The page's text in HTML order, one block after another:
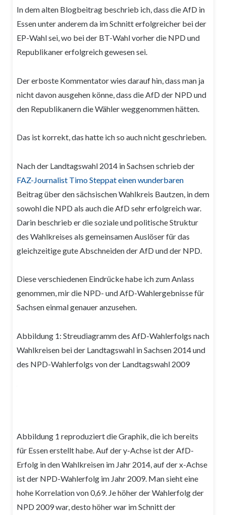
In dem alten Blogbeitrag beschrieb ich, dass die AfD in
Essen unter anderem da im Schnitt erfolgreicher bei der
EP-Wahl sei, wo bei der BT-Wahl vorher die NPD und
Republikaner erfolgreich gewesen sei.
Der erboste Kommentator wies darauf hin, dass man ja
nicht davon ausgehen könne, dass die AfD der NPD und
den Republikanern die Wähler weggenommen hätten.
Das ist korrekt, das hatte ich so auch nicht geschrieben.
Nach der Landtagswahl 2014 in Sachsen schrieb der
FAZ-Journalist Timo Steppat einen wunderbaren
Beitrag über den sächsischen Wahlkreis Bautzen, in dem
sowohl die NPD als auch die AfD sehr erfolgreich war.
Darin beschrieb er die soziale und politische Struktur
des Wahlkreises als gemeinsamen Auslöser für das
gleichzeitige gute Abschneiden der AfD und der NPD.
Diese verschiedenen Eindrücke habe ich zum Anlass
genommen, mir die NPD- und AfD-Wahlergebnisse für
Sachsen einmal genauer anzusehen.
Abbildung 1: Streudiagramm des AfD-Wahlerfolgs nach
Wahlkreisen bei der Landtagswahl in Sachsen 2014 und
des NPD-Wahlerfolgs von der Landtagswahl 2009
Abbildung 1 reproduziert die Graphik, die ich bereits
für Essen erstellt habe. Auf der y-Achse ist der AfD-
Erfolg in den Wahlkreisen im Jahr 2014, auf der x-Achse
ist der NPD-Wahlerfolg im Jahr 2009. Man sieht eine
hohe Korrelation von 0,69. Je höher der Wahlerfolg der
NPD 2009 war, desto höher war im Schnitt der